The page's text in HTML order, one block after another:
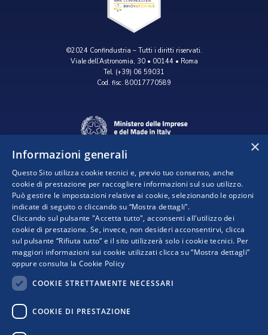
©2024 Confindustria – Tutti i diritti riservati.
Viale dell’Astronomia, 30 • 00144 • Roma
Tel. (+39) 06 59031
Cod. fisc. 80017770589
Progetto realizzato da:
I punti di vista e le opinioni espresse sono solo quelli degli autori e non riflettono
×
Informazioni generali
Questo Sito utilizza cookie tecnici e, previo tuo consenso, anche
cookie di prestazione per raccogliere informazioni sul suo utilizzo.
Può gestire le impostazioni relative ai cookie, selezionando le opzioni
indicate di seguito o cliccando su “Mostra dettagli”.
Cliccando sul pulsante "Accetta tutto", acconsenti all'utilizzo dei
cookie di prestazione. Se, invece, non desideri acconsentirvi, clicca
sul pulsante “Rifiuta tutto” e il sito utilizzerà solo i cookie tecnici. Per
maggiori informazioni sui cookie utilizzati clicca su “Mostra dettagli”
oppure consulta la Cookie Policy
COOKIE STRETTAMENTE NECESSARI
COOKIE DI PRESTAZIONE